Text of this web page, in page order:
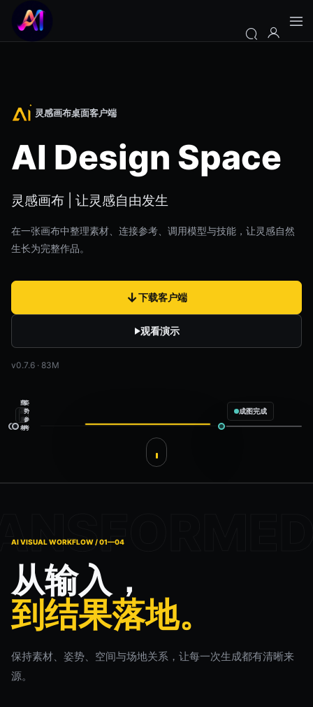
灵感画布桌面客户端
AI Design Space
灵感画布 | 让灵感自由发生
在一张画布中整理素材、连接参考、调用模型与技能，让灵感自然
生长为完整作品。
↓下载客户端
观看演示
v0.7.6 · 83M
空
间
参
考
商
品
素
材
姿
势
参
考
模特 姿势参考
gpt-image-2
成图完成
AI VISUAL WORKFLOW / 01—04
从输入，
到结果落地。
保持素材、姿势、空间与场地关系，让每一次生成都有清晰来
源。